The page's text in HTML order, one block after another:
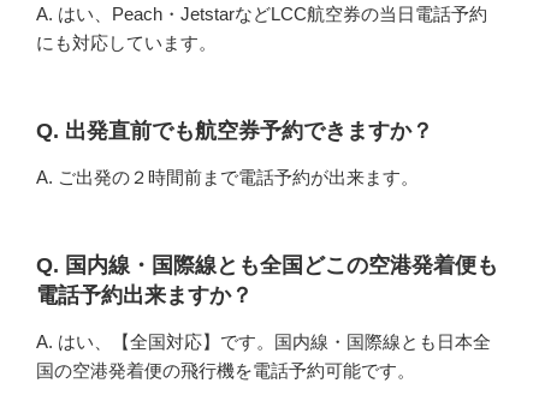
A. はい、Peach・JetstarなどLCC航空券の当日電話予約
にも対応しています。
Q. 出発直前でも航空券予約できますか？
A. ご出発の２時間前まで電話予約が出来ます。
Q. 国内線・国際線とも全国どこの空港発着便も
電話予約出来ますか？
A. はい、【全国対応】です。国内線・国際線とも日本全
国の空港発着便の飛行機を電話予約可能です。